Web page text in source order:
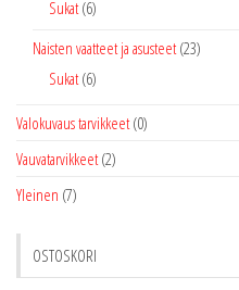
Sukat (6)
Naisten vaatteet ja asusteet (23)
Sukat (6)
Valokuvaus tarvikkeet (0)
Vauvatarvikkeet (2)
Yleinen (7)
OSTOSKORI